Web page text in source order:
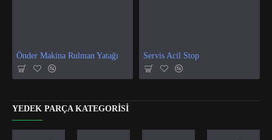
Önder Makina Rulman Yatağı Servis Acil Stop
YEDEK PARÇA KATEGORISI